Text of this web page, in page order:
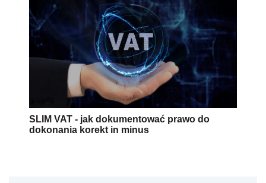
SLIM VAT - jak dokumentować prawo do
dokonania korekt in minus